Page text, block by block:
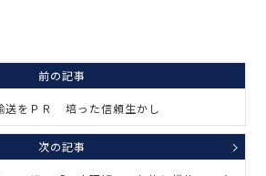
前の記事
をＰＲ 培った信頼生かし
次の記事